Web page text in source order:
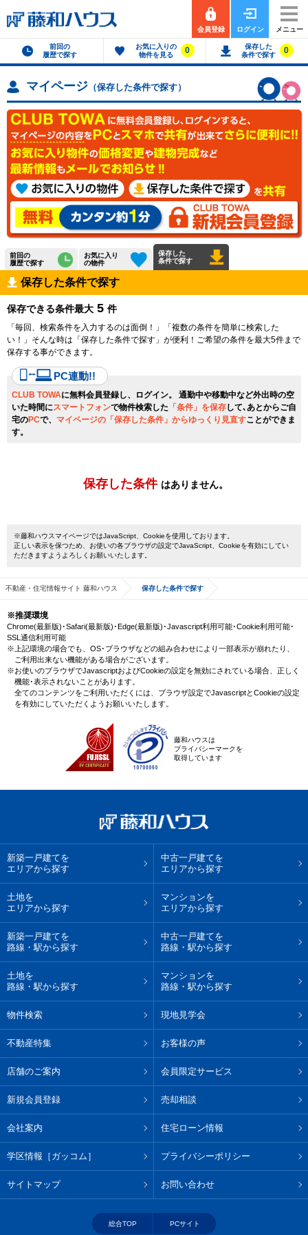
会員登録 ログイン メニュー
前回の
履歴で探す
お気に入りの
物件を見る
0
保存した
条件で探す
0
マイページ （保存した条件で探す）
前回の
履歴で探す
お気に入り
の物件
保存した
条件で探す
保存した条件で探す
保存できる条件最大 5 件
「毎回、検索条件を入力するのは面倒！」「複数の条件を簡単に検索した
い！」そんな時は「保存した条件で探す」が便利！ご希望の条件を最大5件まで
保存する事ができます。
PC連動!!
CLUB TOWAに無料会員登録し、ログイン。 通勤中や移動中など外出時の空
いた時間にスマートフォンで物件検索した 「条件」を保存して､あとからご自
宅のPCで、 マイページの「保存した条件」からゆっくり見直すことができま
す。
保存した条件 はありません。
※藤和ハウスマイページではJavaScript、Cookieを使用しております。
正しい表示を保つため、お使いの各ブラウザの設定でJavaScript、Cookieを有効にしてい
ただきますようよろしくお願いいたします。
不動産・住宅情報サイト 藤和ハウス 保存した条件で探す
※推奨環境
Chrome(最新版)･Safari(最新版)･Edge(最新版)･Javascript利用可能･Cookie利用可能･
SSL通信利用可能
※上記環境の場合でも、OS･ブラウザなどの組み合わせにより一部表示が崩れたり、
ご利用出来ない機能がある場合がございます。
※お使いのブラウザでJavascriptおよびCookieの設定を無効にされている場合、正しく
機能･表示されないことがあります。
全てのコンテンツをご利用いただくには、ブラウザ設定でJavascriptとCookieの設定
を有効にしていただくようお願いいたします。
藤和ハウスは
プライバシーマークを
取得しています
新築一戸建てを
エリアから探す
中古一戸建てを
エリアから探す
土地を
エリアから探す
マンションを
エリアから探す
新築一戸建てを
路線・駅から探す
中古一戸建てを
路線・駅から探す
土地を
路線・駅から探す
マンションを
路線・駅から探す
物件検索 現地見学会
不動産特集 お客様の声
店舗のご案内 会員限定サービス
新規会員登録 売却相談
会社案内 住宅ローン情報
学区情報［ガッコム］ プライバシーポリシー
サイトマップ お問い合わせ
総合TOP PCサイト